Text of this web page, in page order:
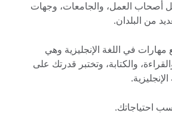
أصحاب العمل، والجامعات، وجهات
من البلدان.
مهارات في اللغة الإنجليزية وهي
والكتابة، وتختبر قدرتك على
احتياجاتك.